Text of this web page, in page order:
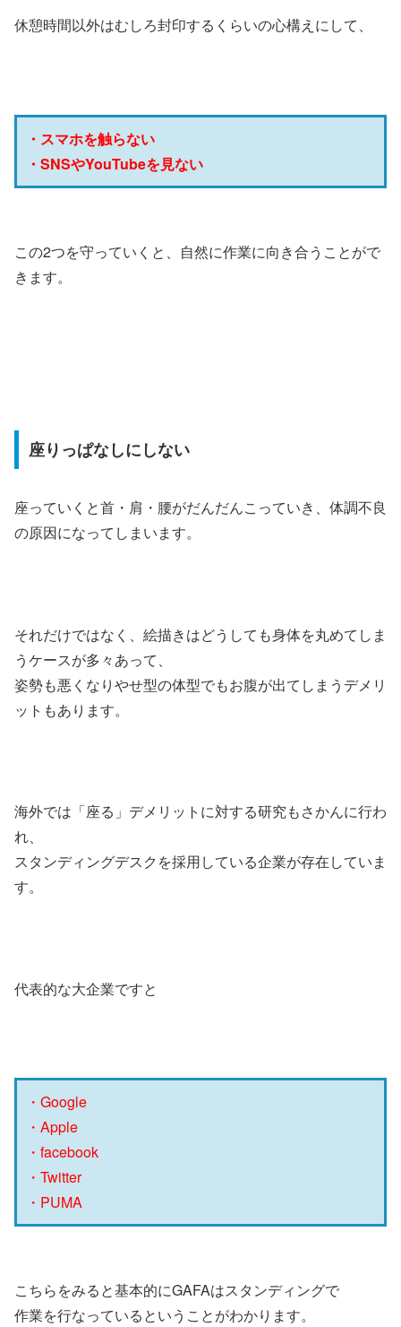
休憩時間以外はむしろ封印するくらいの心構えにして、
・スマホを触らない
・SNSやYouTubeを見ない
この2つを守っていくと、自然に作業に向き合うことがで
きます。
座りっぱなしにしない
座っていくと首・肩・腰がだんだんこっていき、体調不良
の原因になってしまいます。
それだけではなく、絵描きはどうしても身体を丸めてしま
うケースが多々あって、
姿勢も悪くなりやせ型の体型でもお腹が出てしまうデメリ
ットもあります。
海外では「座る」デメリットに対する研究もさかんに行わ
れ、
スタンディングデスクを採用している企業が存在していま
す。
代表的な大企業ですと
・Google
・Apple
・facebook
・Twitter
・PUMA
こちらをみると基本的にGAFAはスタンディングで
作業を行なっているということがわかります。